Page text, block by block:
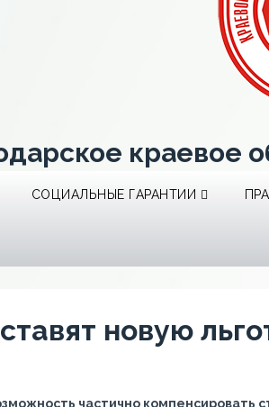
краевое
СОЦИАЛЬНЫЕ ГАРАНТИИ
новую
частично компенсировать